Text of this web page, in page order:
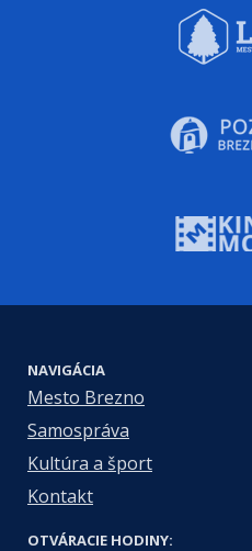
NAVIGÁCIA
Mesto Brezno
Samospráva
Kultúra a šport
Kontakt
OTVÁRACIE HODINY: